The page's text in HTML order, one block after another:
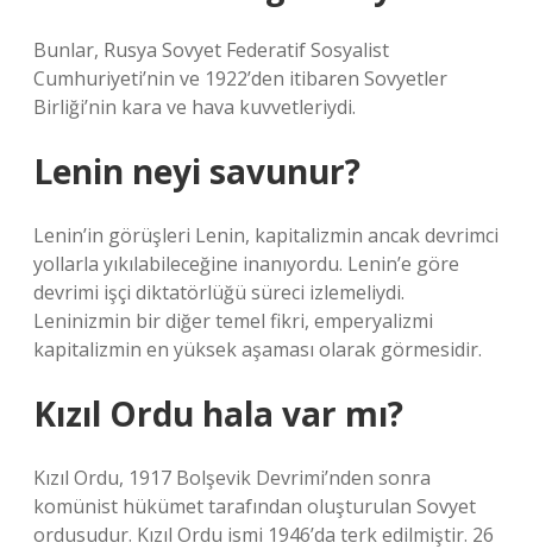
Bunlar, Rusya Sovyet Federatif Sosyalist
Cumhuriyeti’nin ve 1922’den itibaren Sovyetler
Birliği’nin kara ve hava kuvvetleriydi.
Lenin neyi savunur?
Lenin’in görüşleri Lenin, kapitalizmin ancak devrimci
yollarla yıkılabileceğine inanıyordu. Lenin’e göre
devrimi işçi diktatörlüğü süreci izlemeliydi.
Leninizmin bir diğer temel fikri, emperyalizmi
kapitalizmin en yüksek aşaması olarak görmesidir.
Kızıl Ordu hala var mı?
Kızıl Ordu, 1917 Bolşevik Devrimi’nden sonra
komünist hükümet tarafından oluşturulan Sovyet
ordusudur. Kızıl Ordu ismi 1946’da terk edilmiştir. 26